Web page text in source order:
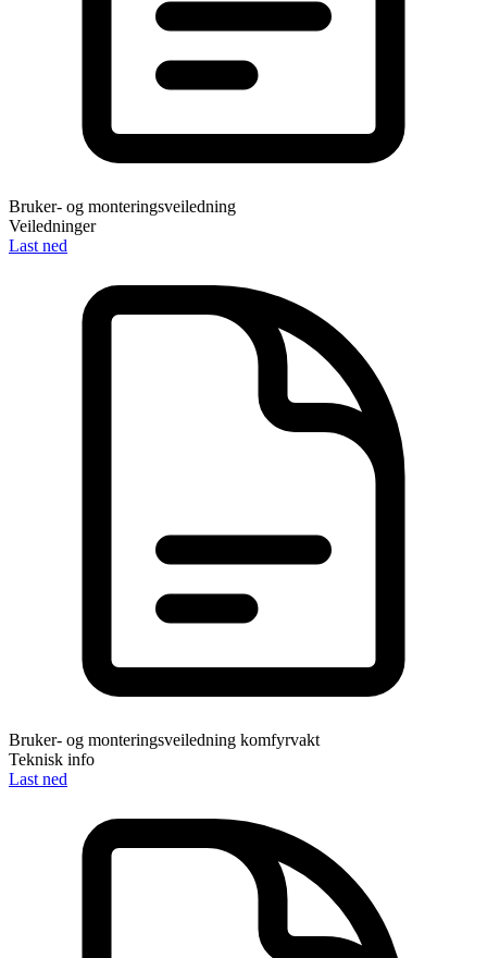
Bruker- og monteringsveiledning
Veiledninger
Last ned
Bruker- og monteringsveiledning komfyrvakt
Teknisk info
Last ned